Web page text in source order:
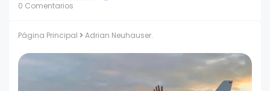
0 Comentarios
Página Principal Adrian Neuhauser.